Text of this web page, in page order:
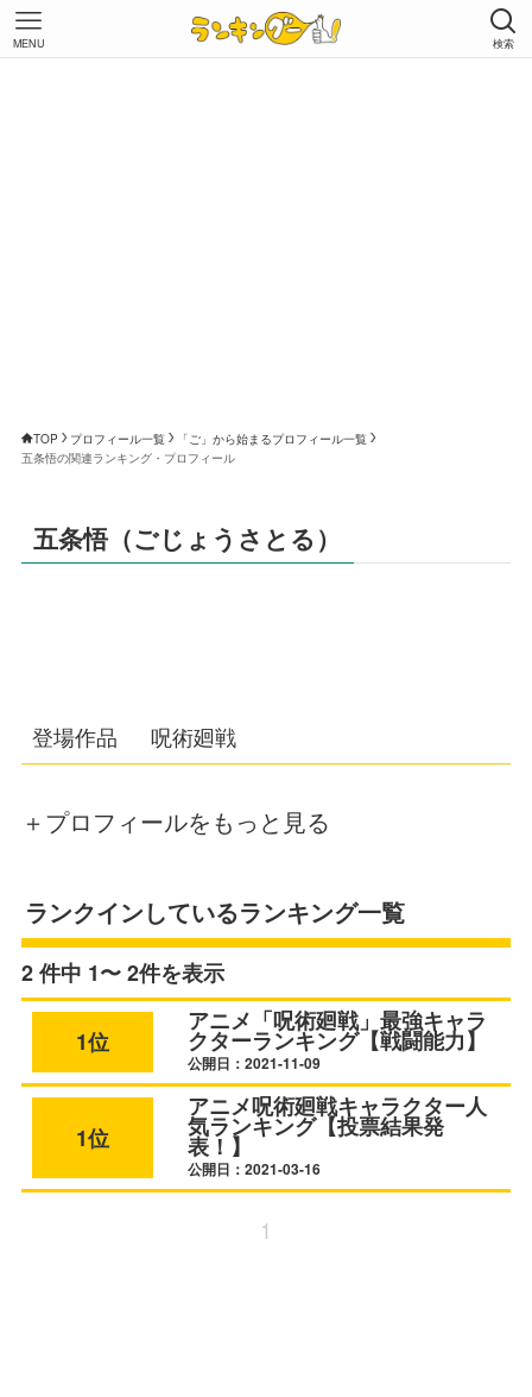
検索
MENU
TOP プロフィール一覧
「ご」から始まるプロフィール一覧
五条悟の関連ランキング・プロフィール
五条悟（ごじょうさとる）
登場作品 呪術廻戦
＋プロフィールをもっと見る
ランクインしているランキング一覧
2 件中 1〜 2件を表示
1位
アニメ「呪術廻戦」最強キャラ
クターランキング【戦闘能力】
公開日：2021-11-09
1位
アニメ呪術廻戦キャラクター人
気ランキング【投票結果発
表！】
公開日：2021-03-16
1